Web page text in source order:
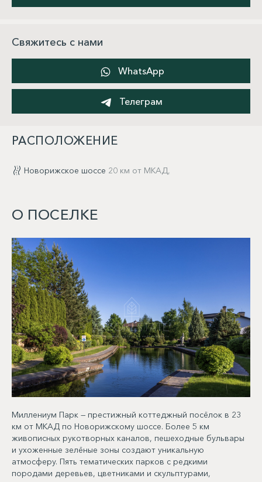
Свяжитесь с нами
WhatsApp
Телеграм
РАСПОЛОЖЕНИЕ
Новорижское шоссе 20 км от МКАД,
О ПОСЕЛКЕ
Миллениум Парк — престижный коттеджный посёлок в 23
км от МКАД по Новорижскому шоссе. Более 5 км
живописных рукотворных каналов, пешеходные бульвары
и ухоженные зелёные зоны создают уникальную
атмосферу. Пять тематических парков с редкими
породами деревьев, цветниками и скульптурами,